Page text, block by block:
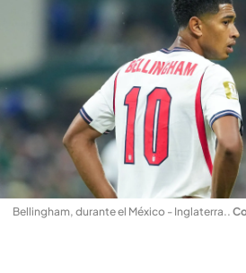
Bellingham, durante el México - Inglaterra..